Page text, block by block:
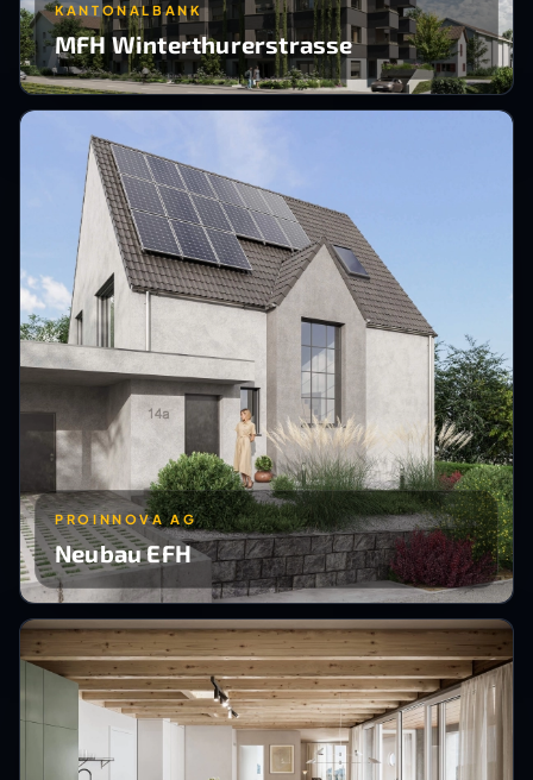
KANTONALBANK
MFH Winterthurerstrasse
PROINNOVA AG
Neubau EFH